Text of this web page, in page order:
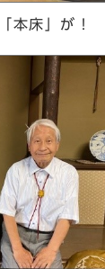
本床」が！